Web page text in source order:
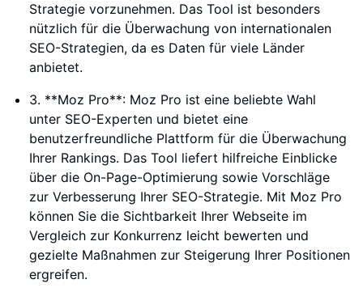
Strategie vorzunehmen. Das Tool ist besonders
nützlich für die Überwachung von internationalen
SEO-Strategien, da es Daten für viele Länder
anbietet.
3. **Moz Pro**: Moz Pro ist eine beliebte Wahl
unter SEO-Experten und bietet eine
benutzerfreundliche Plattform für die Überwachung
Ihrer Rankings. Das Tool liefert hilfreiche Einblicke
über die On-Page-Optimierung sowie Vorschläge
zur Verbesserung Ihrer SEO-Strategie. Mit Moz Pro
können Sie die Sichtbarkeit Ihrer Webseite im
Vergleich zur Konkurrenz leicht bewerten und
gezielte Maßnahmen zur Steigerung Ihrer Positionen
ergreifen.